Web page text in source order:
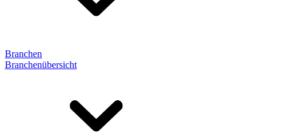
Branchen
Branchenübersicht